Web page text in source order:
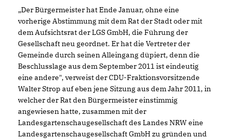
Der Bürgermeister hat Ende Januar, ohne eine
vorherige Abstimmung mit dem Rat der Stadt oder mit
dem Aufsichtsrat der LGS GmbH, die Führung der
Gesellschaft neu geordnet. Er hat die Vertreter der
Gemeinde durch seinen Alleingang düpiert, denn die
Beschlusslage aus dem September 2011 ist eindeutig
eine andere", verweist der CDU-Fraktionsvorsitzende
Walter Strop auf eben jene Sitzung aus dem Jahr 2011, in
welcher der Rat den Bürgermeister einstimmig
angewiesen hatte, zusammen mit der
Landesgartenschaugesellschaft des Landes NRW eine
Landesgartenschaugesellschaft GmbH zu gründen und